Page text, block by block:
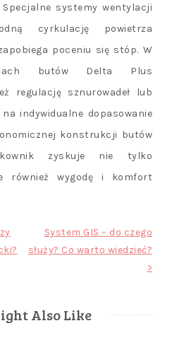
Specjalne systemy wentylacji
cyrkulację powietrza
poceniu się stóp. W
butów Delta Plus
regulację sznurowadeł lub
indywidualne dopasowanie
konstrukcji butów
zyskuje nie tylko
również wygodę i komfort
System GIS – do czego
służy? Co warto wiedzieć?
>
Also Like